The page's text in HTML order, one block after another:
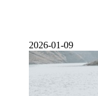
2026-01-09